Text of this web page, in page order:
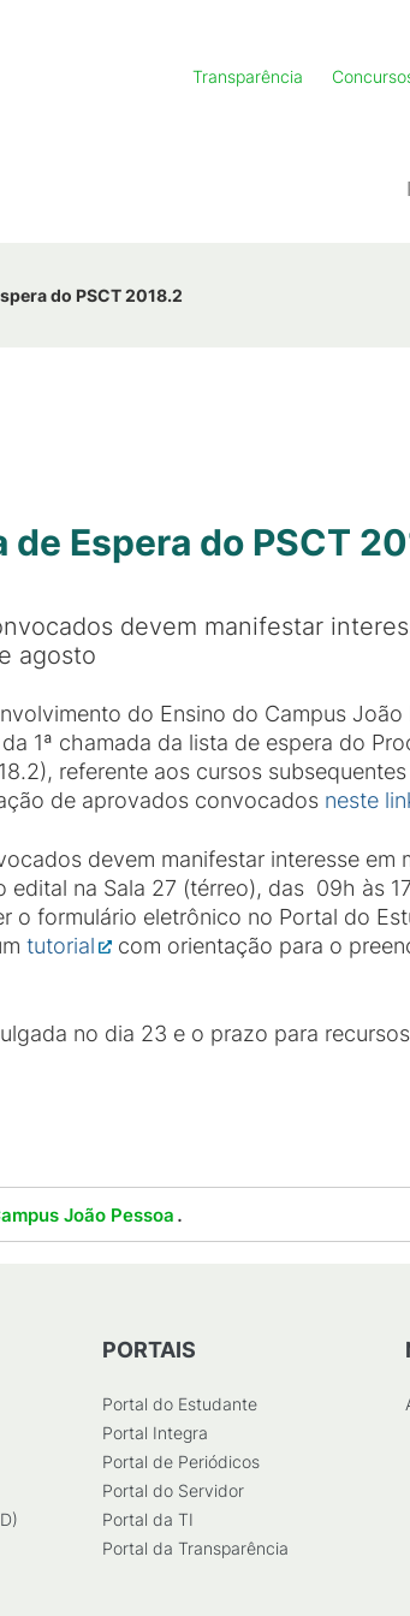
Transparência
do PSCT 2018.2
Espera do PSCT
devem manifestar
agosto
do Ensino do Campus
1ª chamada da lista de espera do
referente aos cursos
de aprovados convocados neste
devem manifestar interesse em
na Sala 27 (térreo), das 09h às
o formulário eletrônico no Portal do
tutorial
com orientação para o
no dia 23 e o prazo para
João Pessoa .
PORTAIS
Portal do Estudante
Portal Integra
Portal de Periódicos
Portal do Servidor
Portal da TI
Portal da Transparência